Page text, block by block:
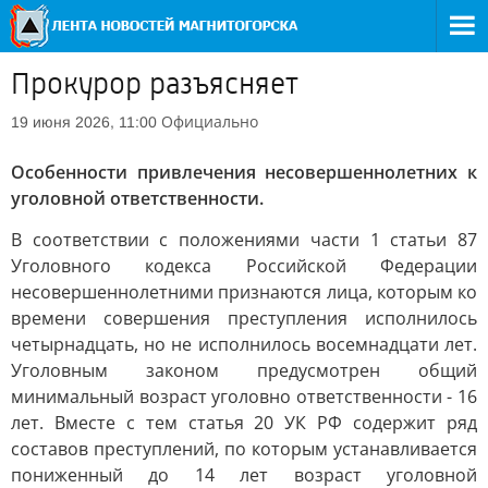
Прокурор разъясняет
19 июня 2026, 11:00 Официально
Особенности привлечения несовершеннолетних к
уголовной ответственности.
В соответствии с положениями части 1 статьи 87
Уголовного кодекса Российской Федерации
несовершеннолетними признаются лица, которым ко
времени совершения преступления исполнилось
четырнадцать, но не исполнилось восемнадцати лет.
Уголовным законом предусмотрен общий
минимальный возраст уголовно ответственности - 16
лет. Вместе с тем статья 20 УК РФ содержит ряд
составов преступлений, по которым устанавливается
пониженный до 14 лет возраст уголовной